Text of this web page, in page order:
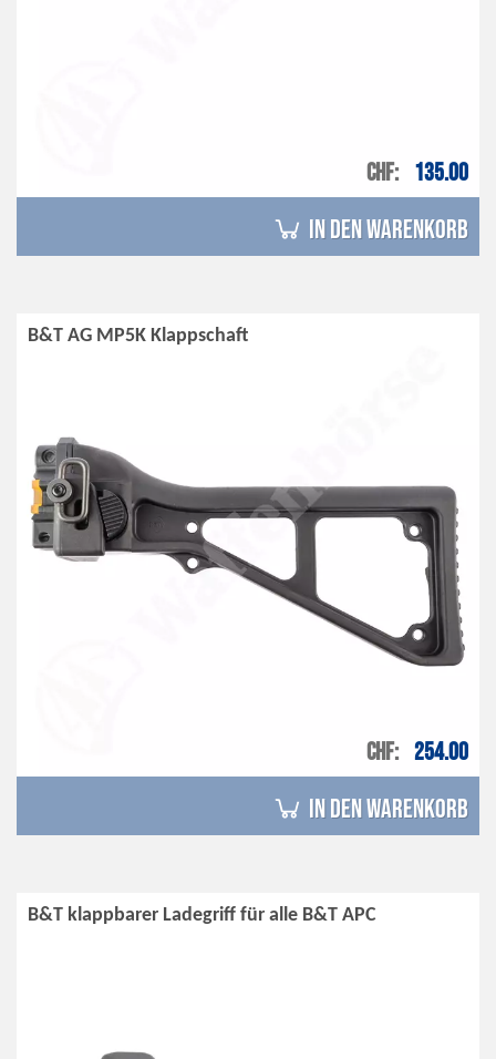
CHF 135.00
in den Warenkorb
B&T AG MP5K Klappschaft
CHF 254.00
in den Warenkorb
B&T klappbarer Ladegriff für alle B&T APC